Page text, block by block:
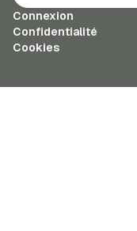
Connexion
Confidentialité
Cookies